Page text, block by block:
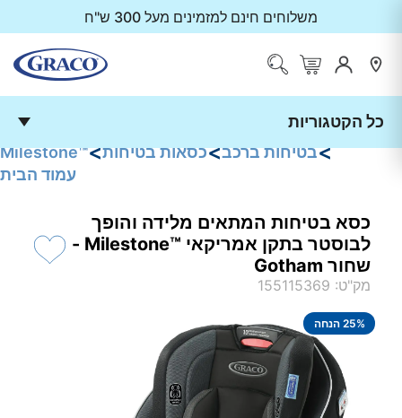
משלוחים חינם למזמינים מעל 300 ש"ח
כל הקטגוריות
Milestone™<כסאות בטיחות<בטיחות ברכב<
עמוד הבית
כסא בטיחות המתאים מלידה והופך
לבוסטר בתקן אמריקאי Milestone™‎ -
שחור Gotham
155115369 :מק"ט
25% הנחה